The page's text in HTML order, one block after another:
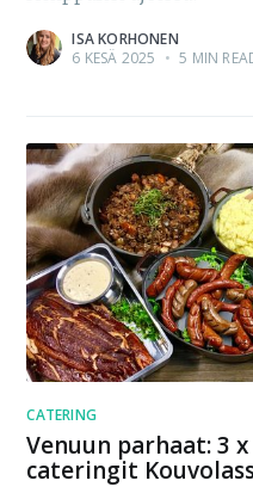
ISA KORHONEN
6 KESÄ 2025 • 5 MIN
CATERING
Venuun parhaat: 3
cateringit